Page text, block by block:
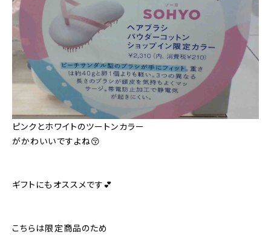
ピンクとホワイトのツートンカラー
がかわいいですよね😚
ギフトにもオススメです💕
こちらは限定商品のため